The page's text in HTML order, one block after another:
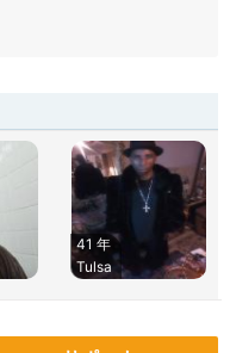
41 年
Tulsa